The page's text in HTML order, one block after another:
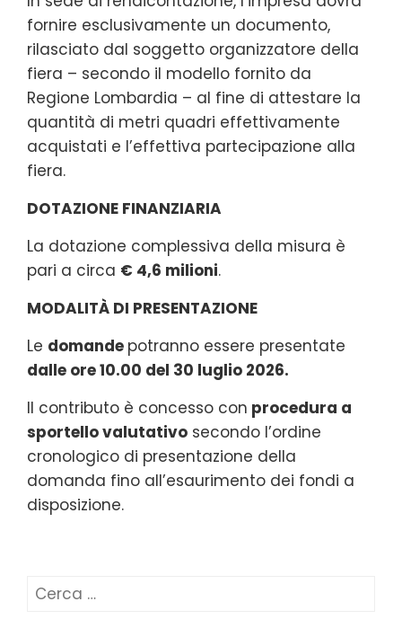
fornire esclusivamente un documento,
rilasciato dal soggetto organizzatore della
fiera – secondo il modello fornito da
Regione Lombardia – al fine di attestare la
quantità di metri quadri effettivamente
acquistati e l’effettiva partecipazione alla
fiera.
DOTAZIONE FINANZIARIA
La dotazione complessiva della misura è
pari a circa € 4,6 milioni.
MODALITÀ DI PRESENTAZIONE
Le domande potranno essere presentate
dalle ore 10.00 del 30 luglio 2026.
Il contributo è concesso con procedura a
sportello valutativo secondo l’ordine
cronologico di presentazione della
domanda fino all’esaurimento dei fondi a
disposizione.
Ricerca